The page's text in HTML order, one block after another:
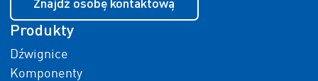
Produkty
Dźwignice
Komponenty